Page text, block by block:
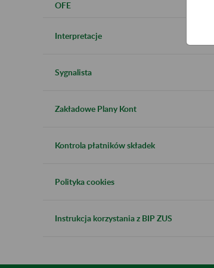
OFE
Interpretacje
Sygnalista
Zakładowe Plany Kont
Kontrola płatników składek
Polityka cookies
Instrukcja korzystania z BIP ZUS